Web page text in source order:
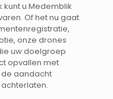
kunt u Medemblik
Of het nu gaat
onze drones
uw doelgroep
opvallen met
aandacht